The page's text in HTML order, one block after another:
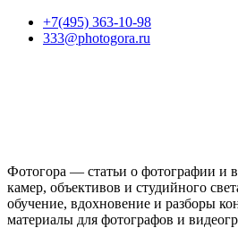
+7(495) 363-10-98
333@photogora.ru
Фотогора — статьи о фотографии и
камер, объективов и студийного
обучение, вдохновение и разборы
материалы для фотографов и